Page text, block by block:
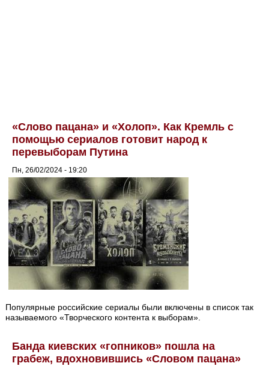
«Слово пацана» и «Холоп». Как Кремль с
помощью сериалов готовит народ к
перевыборам Путина
Пн, 26/02/2024 - 19:20
Популярные российские сериалы были включены в список так
называемого «Творческого контента к выборам».
Банда киевских «гопников» пошла на
грабеж, вдохновившись «Словом пацана»